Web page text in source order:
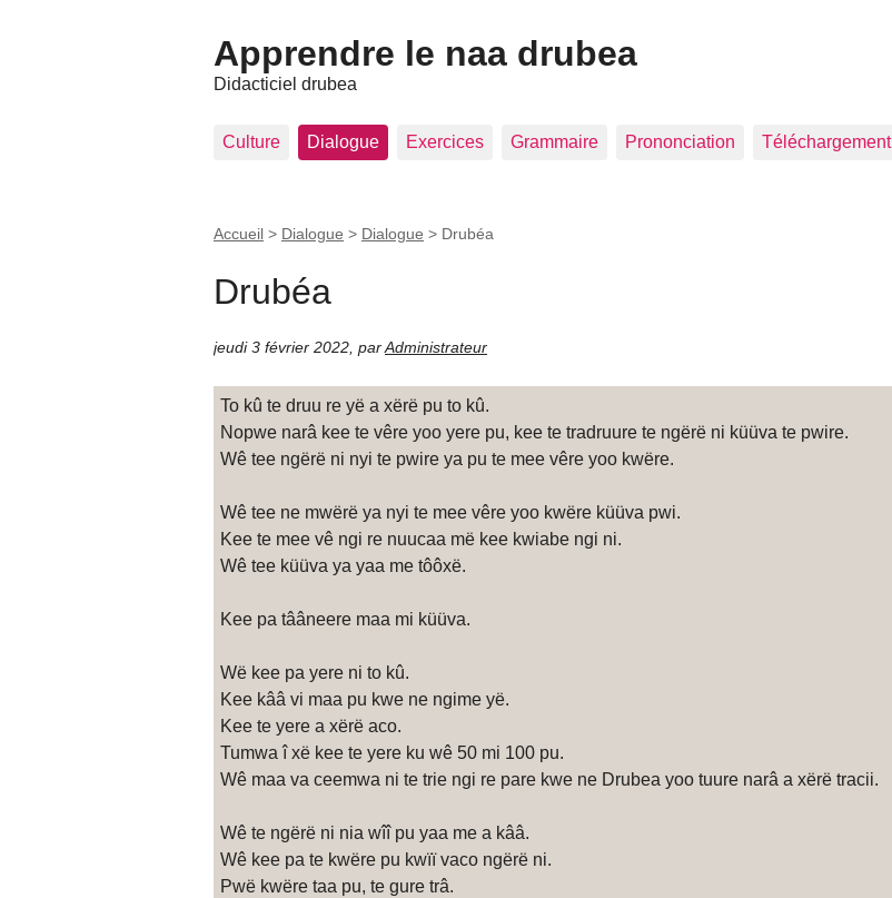
Apprendre le naa drubea
Didacticiel drubea
Culture Dialogue Exercices Grammaire Prononciation Téléchargement
Accueil > Dialogue > Dialogue > Drubéa
Drubéa
jeudi 3 février 2022 parAdministrateur
To kû te druu re yë a xërë pu to kû.
Nopwe narâ kee te vêre yoo yere pu, kee te tradruure te ngërë ni küüva te pwire.
Wê tee ngërë ni nyi te pwire ya pu te mee vêre yoo kwëre.
Wê tee ne mwërë ya nyi te mee vêre yoo kwëre küüva pwi.
Kee te mee vê ngi re nuucaa më kee kwiabe ngi ni.
Wê tee küüva ya yaa me tôôxë.
Kee pa tââneere maa mi küüva.
Wë kee pa yere ni to kû.
Kee kââ vi maa pu kwe ne ngime yë.
Kee te yere a xërë aco.
Tumwa î xë kee te yere ku wê 50 mi 100 pu.
Wê maa va ceemwa ni te trie ngi re pare kwe ne Drubea yoo tuure narâ a xërë tracii.
Wê te ngërë ni nia wîî pu yaa me a kââ.
Wê kee pa te kwëre pu kwïï vaco ngërë ni.
Pwë kwëre taa pu, te gure trâ.